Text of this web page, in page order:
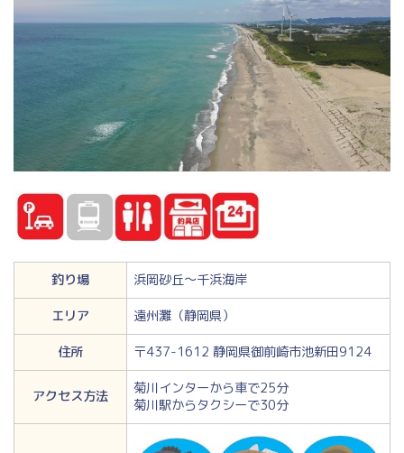
釣り場
浜岡砂丘～千浜海岸
エリア
遠州灘（静岡県）
住所
〒437-1612 静岡県御前崎市池新田9124
アクセス方法
菊川インターから車で25分
菊川駅からタクシーで30分